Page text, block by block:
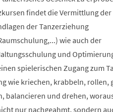
findet die Vermittlung der
der Tanzerziehung
wie auch der
und
spielerischen Zugang zum
wie kriechen, krabbeln, rollen,
balancieren und drehen,
nur nachgeahmt, sondern